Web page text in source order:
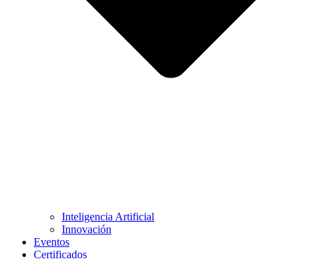
Inteligencia Artificial
Innovación
Eventos
Certificados